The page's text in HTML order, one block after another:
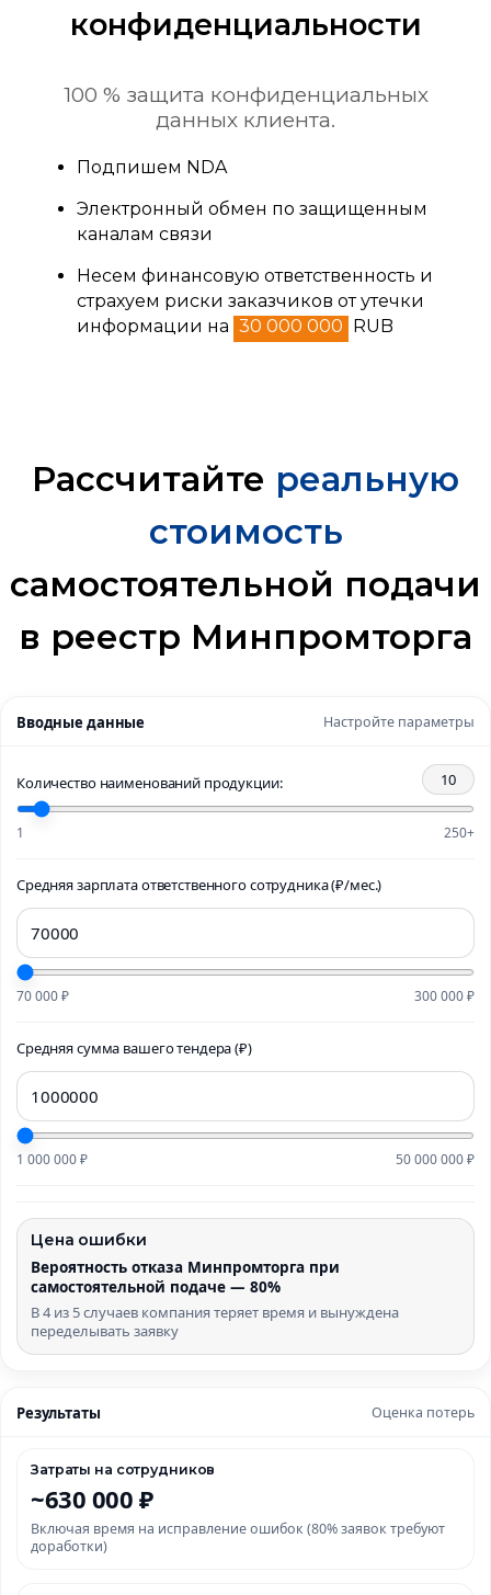
конфиденциальности
100 % защита конфиденциальных
данных клиента.
Подпишем NDA
Электронный обмен по защищенным
каналам связи
Несем финансовую ответственность и
страхуем риски заказчиков от утечки
информации на 30 000 000 RUB
Рассчитайте реальную
стоимость
самостоятельной подачи
в реестр Минпромторга
Вводные данные Настройте параметры
Количество наименований продукции: 10
1 250+
Средняя зарплата ответственного сотрудника (₽/мес.)
70 000 ₽ 300 000 ₽
Средняя сумма вашего тендера (₽)
1 000 000 ₽ 50 000 000 ₽
Цена ошибки
Вероятность отказа Минпромторга при
самостоятельной подаче — 80%
В 4 из 5 случаев компания теряет время и вынуждена
переделывать заявку
Результаты Оценка потерь
Затраты на сотрудников
~630 000 ₽
Включая время на исправление ошибок (80% заявок требуют
доработки)